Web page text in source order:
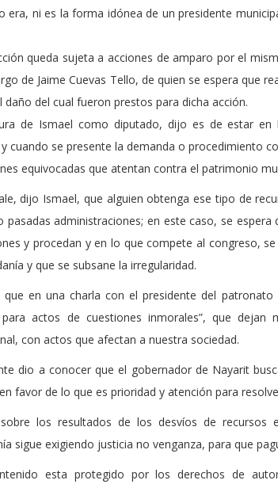
era, ni es la forma idónea de un presidente
queda sujeta a acciones de amparo por el
de Jaime Cuevas Tello, de quien se espera que
daño del cual fueron prestos para dicha acción.
de Ismael como diputado, dijo es de estar en
cuando se presente la demanda o procedimiento
equivocadas que atentan contra el patrimonio
dijo Ismael, que alguien obtenga ese tipo de
pasadas administraciones; en este caso, se
y procedan y en lo que compete al congreso,
y que se subsane la irregularidad.
que en una charla con el presidente del
actos de cuestiones inmorales”, que
con actos que afectan a nuestra sociedad.
dio a conocer que el gobernador de Nayarit
favor de lo que es prioridad y atención para
los resultados de los desvíos de
sigue exigiendo justicia no venganza, para que
esta protegido por los derechos de